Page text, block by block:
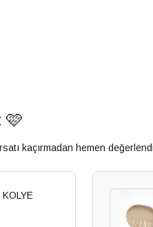
🩷
kaçırmadan hemen